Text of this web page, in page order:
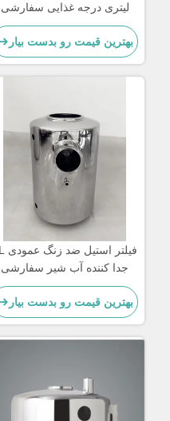
لیتری درجه غذایی سفارشی
بهترین قیمت رو بدست بیار
جدا کننده آب شیر سفارشی
بهترین قیمت رو بدست بیار